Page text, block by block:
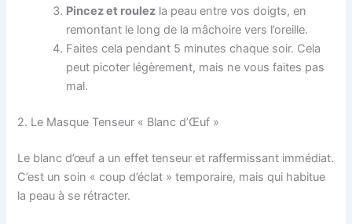
Pincez et roulez la peau entre vos doigts, en
remontant le long de la mâchoire vers l’oreille.
Faites cela pendant 5 minutes chaque soir. Cela
peut picoter légèrement, mais ne vous faites pas
mal.
2. Le Masque Tenseur « Blanc d’Œuf »
Le blanc d’œuf a un effet tenseur et raffermissant immédiat.
C’est un soin « coup d’éclat » temporaire, mais qui habitue
la peau à se rétracter.